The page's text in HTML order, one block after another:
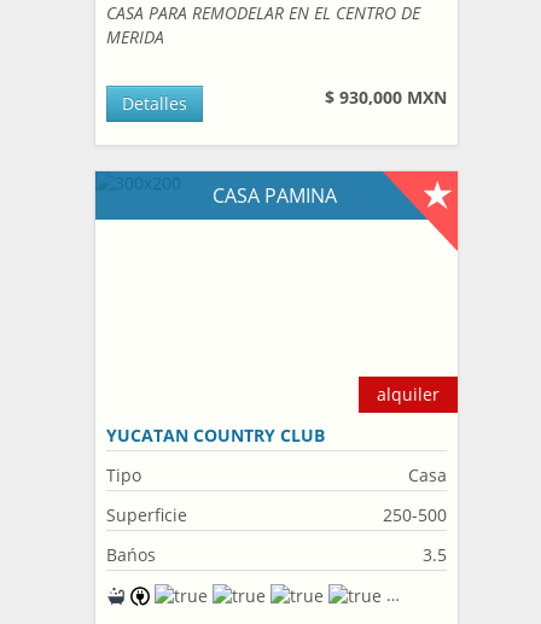
CASA PARA REMODELAR EN EL CENTRO DE
MERIDA
$ 930,000 MXN
Detalles
CASA PAMINA
alquiler
YUCATAN COUNTRY CLUB
Tipo
Casa
Superficie
250-500
Bańos
3.5